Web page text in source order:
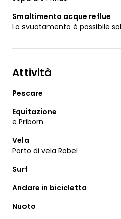
Smaltimento acque reflue
Lo svuotamento è possibile
Attività
Pescare
Equitazione
e Priborn
Vela
Porto di vela Röbel
Surf
Andare in bicicletta
Nuoto